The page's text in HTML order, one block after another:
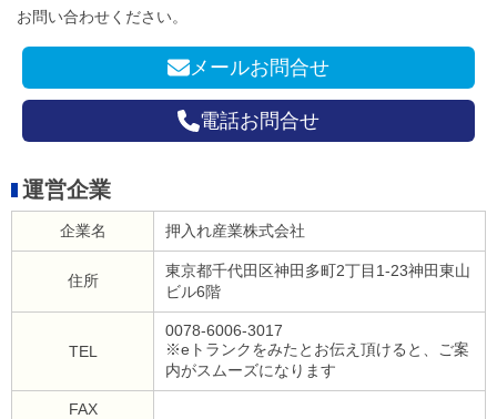
お問い合わせください。
メールお問合せ
電話お問合せ
運営企業
企業名 押入れ産業株式会社
住所
東京都千代⽥区神⽥多町2丁⽬1-23神⽥東⼭
ビル6階
TEL
0078-6006-3017
※eトランクをみたとお伝え頂けると、ご案
内がスムーズになります
FAX